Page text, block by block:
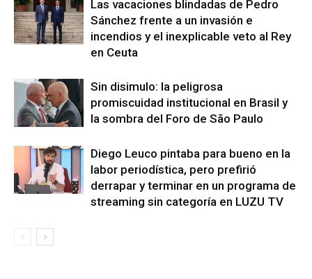
Las vacaciones blindadas de Pedro
Sánchez frente a un invasión e
incendios y el inexplicable veto al Rey
en Ceuta
Sin disimulo: la peligrosa
promiscuidad institucional en Brasil y
la sombra del Foro de São Paulo
Diego Leuco pintaba para bueno en la
labor periodística, pero prefirió
derrapar y terminar en un programa de
streaming sin categoría en LUZU TV